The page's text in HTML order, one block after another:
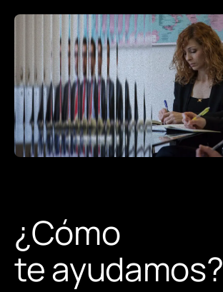
¿Cómo
te ayudamos?